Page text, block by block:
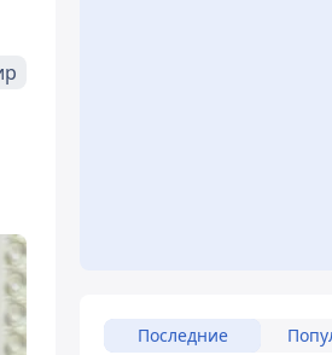
Последние